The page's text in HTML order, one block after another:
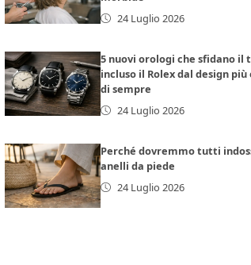
24 Luglio 2026
5 nuovi orologi che sfidano il
incluso il Rolex dal design più
di sempre
24 Luglio 2026
Perché dovremmo tutti
anelli da piede
24 Luglio 2026